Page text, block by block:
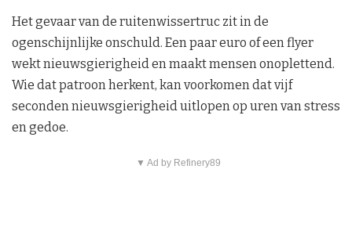
Het gevaar van de ruitenwissertruc zit in de
ogenschijnlijke onschuld. Een paar euro of een flyer
wekt nieuwsgierigheid en maakt mensen onoplettend.
Wie dat patroon herkent, kan voorkomen dat vijf
seconden nieuwsgierigheid uitlopen op uren van stress
en gedoe.
▼ Ad by Refinery89